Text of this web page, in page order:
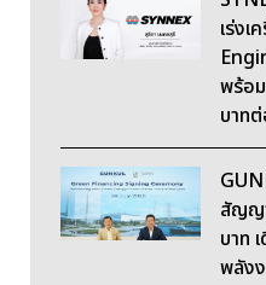
เร่ง
พร้อ
บาท
สัญญ
บาท
พลัง